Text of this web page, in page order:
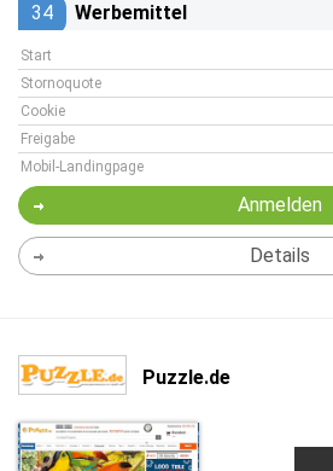
34 Werbemittel
Start
Stornoquote
Cookie
Freigabe
Mobil-Landingpage
Anmelden
Details
Puzzle.de